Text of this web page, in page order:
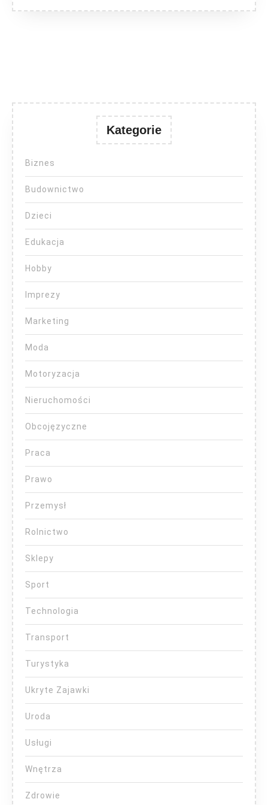
Kategorie
Biznes
Budownictwo
Dzieci
Edukacja
Hobby
Imprezy
Marketing
Moda
Motoryzacja
Nieruchomości
Obcojęzyczne
Praca
Prawo
Przemysł
Rolnictwo
Sklepy
Sport
Technologia
Transport
Turystyka
Ukryte Zajawki
Uroda
Usługi
Wnętrza
Zdrowie